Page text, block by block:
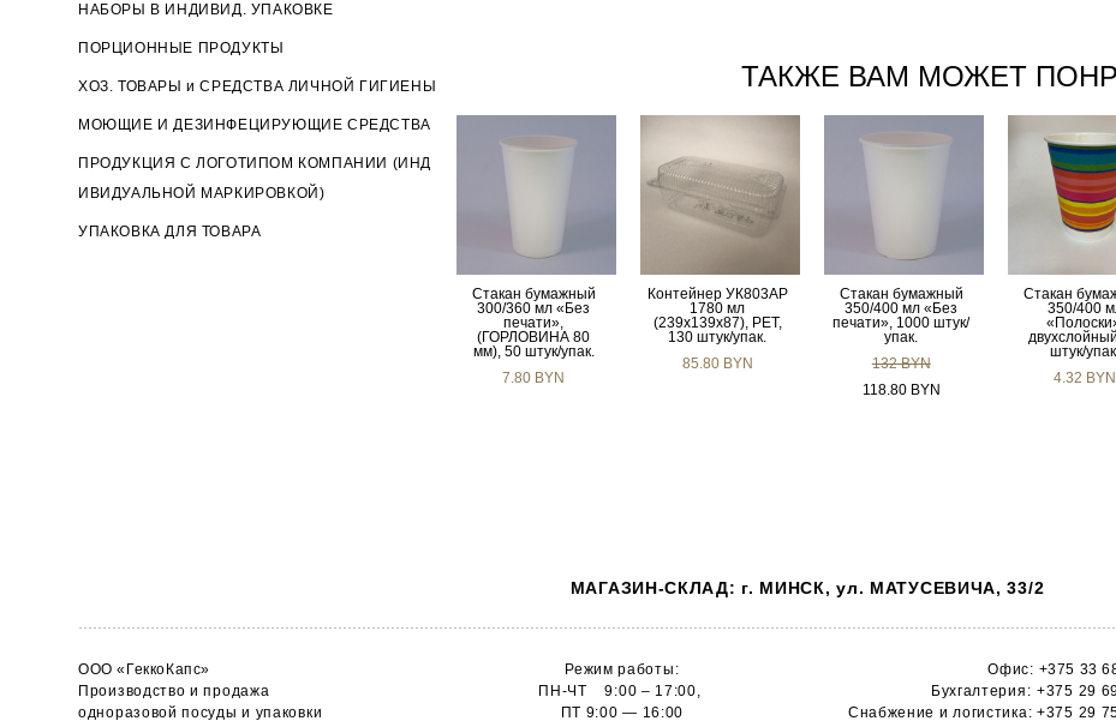
НАБОРЫ В ИНДИВИД. УПАКОВКЕ
ПОРЦИОННЫЕ ПРОДУКТЫ
ХОЗ. ТОВАРЫ и СРЕДСТВА ЛИЧНОЙ ГИГИЕНЫ
МОЮЩИЕ И ДЕЗИНФЕЦИРУЮЩИЕ СРЕДСТВА
ПРОДУКЦИЯ С ЛОГОТИПОМ КОМПАНИИ (ИНД
ИВИДУАЛЬНОЙ МАРКИРОВКОЙ)
УПАКОВКА ДЛЯ ТОВАРА
ТАКЖЕ ВАМ МОЖЕТ
Стакан бумажный
300/360 мл «Без
печати»,
(ГОРЛОВИНА 80
мм), 50 штук/упак.
7.80 BYN
Контейнер УК803АР
1780 мл
(239x139x87), PET,
130 штук/упак.
85.80 BYN
Стакан бумажный
350/400 мл «Без
печати», 1000 штук/
упак.
132 BYN
118.80 BYN
Стакан
350/400
штук/
4.32 BYN
МАГАЗИН-СКЛАД: г. МИНСК, ул. МАТУСЕВИЧА, 33/2
ООО «ГеккоКапс»
Производство и продажа
одноразовой посуды и упаковки
Режим работы:
ПН-ЧТ 9:00 – 17:00,
ПТ 9:00 — 16:00
Офис: +375 33
Бухгалтерия: +375 29
Снабжение и логистика: +375 29